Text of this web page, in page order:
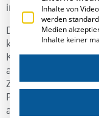
in
E·R·Plus
Das Kontaktcenter
können neue
Kontakte mit allen
aufgerufen werden.
Zusätzlich ist auch
allerorts nutzbar.
Inhalte von
werden
Medien
Inhalte keiner